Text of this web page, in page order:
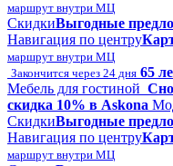
маршрут внутри МЦ
СкидкиВыгодные
Навигация по центру
маршрут внутри МЦ
Закончится через 24 дня 65
Мебель для гостиной
скидка 10% в Askona
СкидкиВыгодные
Навигация по центру
маршрут внутри МЦ